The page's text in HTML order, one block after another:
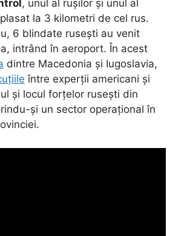
, unul al rușilor și unul al
la 3 kilometri de cel rus.
6 blindate rusești au venit
intrând în aeroport. În acest
dintre Macedonia și Iugoslavia,
între experții americani și
și locul forțelor rusești din
și un sector operațional în